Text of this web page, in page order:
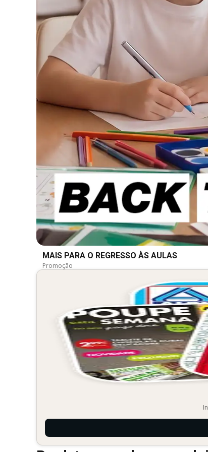
MAIS PARA O REGRESSO ÀS AULAS
Promoção